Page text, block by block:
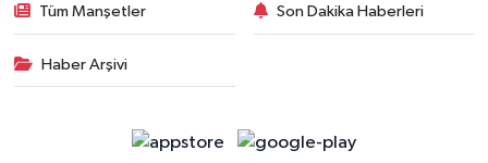
Tüm Manşetler Son Dakika Haberleri
Haber Arşivi